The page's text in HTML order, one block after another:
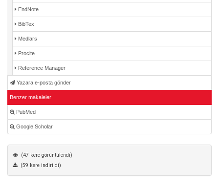
EndNote
BibTex
Medlars
Procite
Reference Manager
Yazara e-posta gönder
Benzer makaleler
PubMed
Google Scholar
(47 kere görüntülendi)
(59 kere indirildi)